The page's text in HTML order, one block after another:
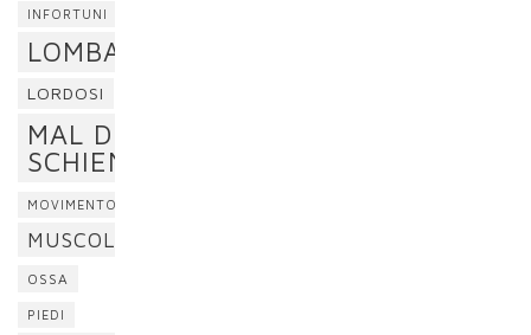
INFORTUNI
LOMBALGIA
LORDOSI
MAL DI
SCHIENA
MOVIMENTO
MUSCOLI
OSSA
PIEDI